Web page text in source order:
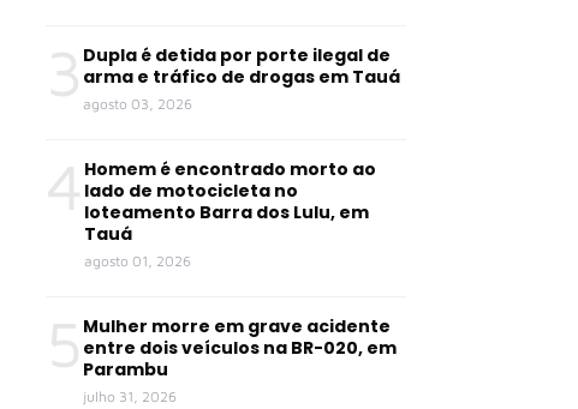
3 Dupla é detida por porte ilegal de
arma e tráfico de drogas em Tauá
agosto 03, 2026
4 Homem é encontrado morto ao
lado de motocicleta no
loteamento Barra dos Lulu, em
Tauá
agosto 01, 2026
5 Mulher morre em grave acidente
entre dois veículos na BR-020, em
Parambu
julho 31, 2026